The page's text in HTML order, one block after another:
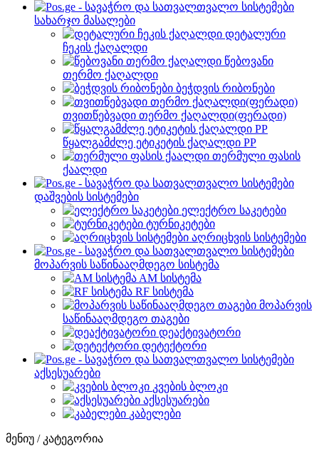
სახარჯო მასალები
დეტალური
ჩეკის ქაღალდი
წებოვანი
თერმო ქაღალდი
ბეჭდვის რიბონები
თვითწებვადი თერმო ქაღალდი(ფერადი)
წყალგამძლე ეტიკეტის ქაღალდი PP
თერმული ფასის
ქაალდი
დაშვების სისტემები
ელექტრო საკეტები
ტურნიკეტები
აღრიცხვის სისტემები
მოპარვის საწინააღმდეგო სისტემა
AM სისტემა
RF სისტემა
მოპარვის
საწინააღმდეგო თაგები
დეაქტივატორი
დეტექტორი
აქსესუარები
კვების ბლოკი
აქსესუარები
კაბელები
მენიუ / კატეგორია